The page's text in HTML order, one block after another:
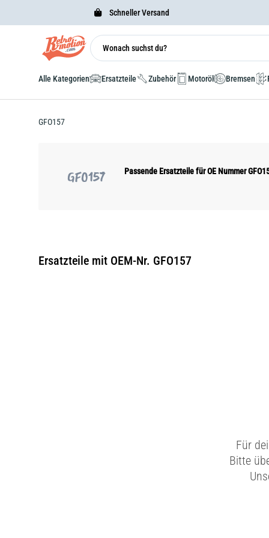
Schneller Versand
Alle Kategorien Ersatzteile Zubehör Motoröl Bremsen
GFO157
GFO157 Passende Ersatzteile für OE Nummer
Ersatzteile mit OEM-Nr. GFO157
Für
Bitte